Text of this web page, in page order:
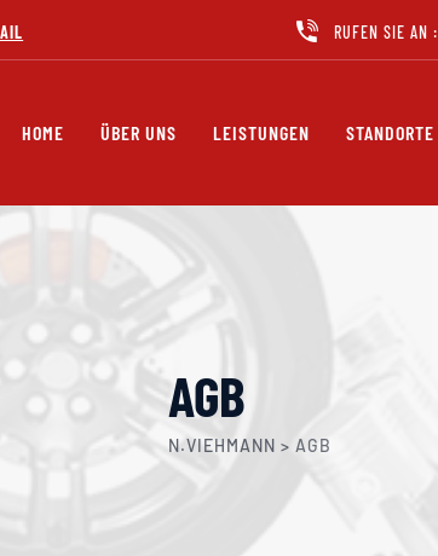
RUFEN SIE AN :
HOME ÜBER UNS LEISTUNGEN STANDORTE
AGB
N.VIEHMANN > AGB